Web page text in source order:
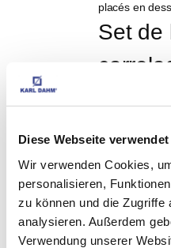
Diese Webseite
Wir verwenden Cookies,
personalisieren,
zu können und die Zugriffe
analysieren. Außerdem
Verwendung unserer
Set de
bas
EUR68,43
Kit à